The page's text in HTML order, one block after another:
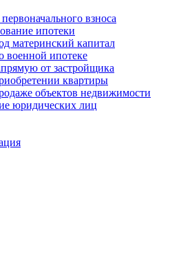
взноса
ипотеки
материнский капитал
военной ипотеке
от застройщика
квартиры
объектов недвижимости
юридических лиц